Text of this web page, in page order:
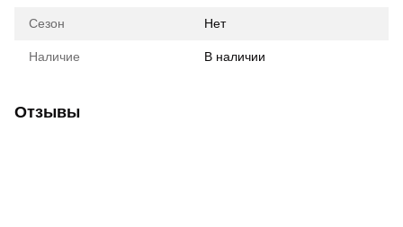
Сезон Нет
Наличие В наличии
Отзывы